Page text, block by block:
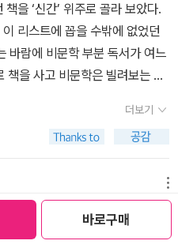
바로구매
에드나를 포용하기에 로베르는
할 것도 없다. 때문에 로베르의
남자’라고 말하는 것이리라. 남
부일 뿐이다. 그들은 ‘에드나의
해서는 안 된다. 로베르와 아로뱅
둘러싼 주위의 평범한 인물들에
가 이 답답한 현실에서 벗어나는
100여 년 전에는 그리 많지 않
팔을 저어 나아간다. 끝을 알 수
나가 지어내어 들려줬던 이야
인과 함께 노를 저어 떠났지만 다
넘치는 여성’(마더-우먼)이었고,
었다. 에드나는 두 아들을 사랑
잊기도 했다. 에드나는 아델에
바칠 수 있지만 자기 자신만은
‘나 자신’은 목숨보다도 더 소중
’이 아니었다. 가까이에 있는 라티
여주었지만 에드나는 그들 부부
연민을 느꼈다. 비록 로베르에
베르는 ‘당신을 떠납니다, 당신
고 에드나를 떠난다. 설사 에드
을 ‘신간’ 위주로 골라 보았다.
리스트에 꼽을 수밖에 없었던
바람에 비문학 부분 독서가 여느
책을 사고 비문학은 빌려보는 편
버리는 편인데 이 책은 도저히
. 그뿐만이 아니라, 국내에 출간
만지에 나온 것뿐이라 비싼데
트레버 그 어디쯤이 생각나는 이
시아 여성의 꿈과 욕망 삶을 이
한 어조로 인간에 대한 연민을
더보기
터에는 이번 여름에 5회에 걸쳐서